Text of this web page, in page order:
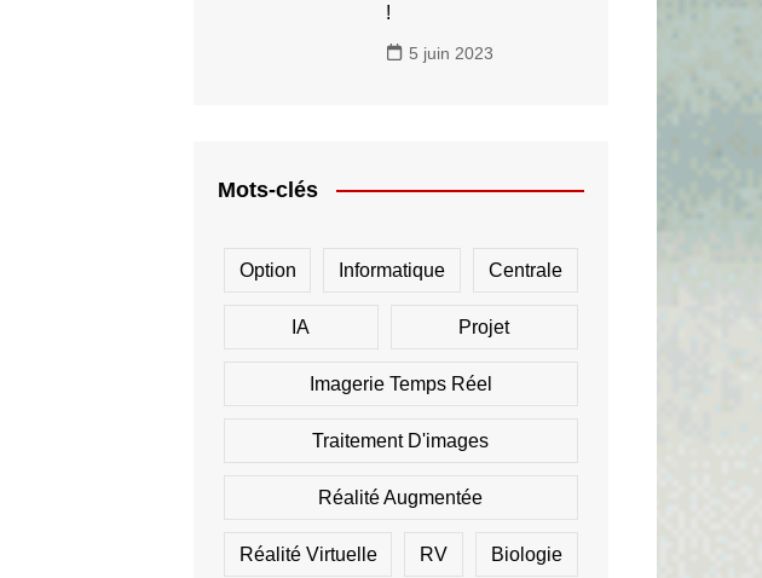
!
5 juin 2023
Mots-clés
Option Informatique Centrale
IA Projet
Imagerie Temps Réel
Traitement D'images
Réalité Augmentée
Réalité Virtuelle RV Biologie